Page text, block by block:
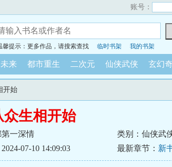
账号：
馨提示：更多作品，请搜索查找 临时书架 我的书架
来 都市重生 二次元 仙侠武侠 玄幻
开始
众生相开始
一深情 类别：仙侠武
07-10 14:09:03
最新章节： 新